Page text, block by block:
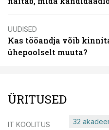
UUDISED
Kas tööandja võib
ühepoolselt muuta?
ÜRITUSED
IT KOOLITUS 32